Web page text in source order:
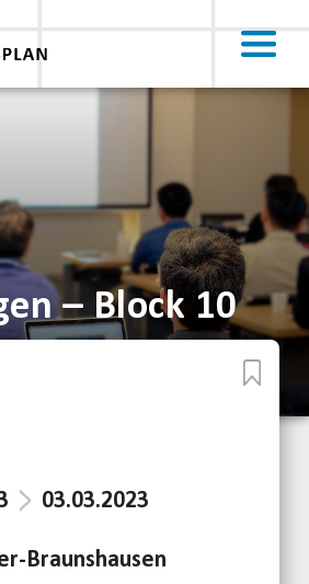
– Block 10
03.03.2023
Braunshausen